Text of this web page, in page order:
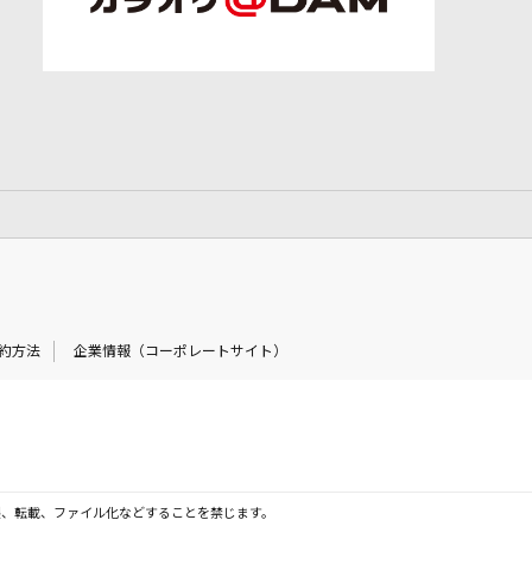
方法 企業情報（コーポレートサイト）
転載、ファイル化などすることを禁じます。